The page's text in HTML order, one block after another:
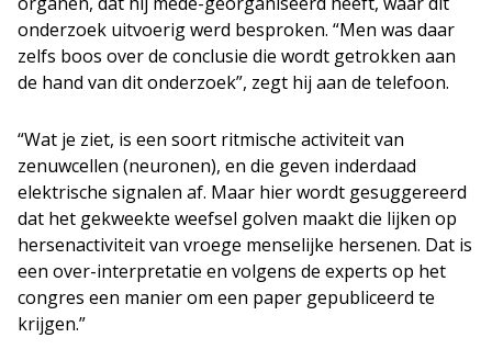
onderzoek uitvoerig werd besproken. “Men was daar
zelfs boos over de conclusie die wordt getrokken aan
de hand van dit onderzoek”, zegt hij aan de telefoon.
“Wat je ziet, is een soort ritmische activiteit van
zenuwcellen (neuronen), en die geven inderdaad
elektrische signalen af. Maar hier wordt gesuggereerd
dat het gekweekte weefsel golven maakt die lijken op
hersenactiviteit van vroege menselijke hersenen. Dat is
een over-interpretatie en volgens de experts op het
congres een manier om een paper gepubliceerd te
krijgen.”